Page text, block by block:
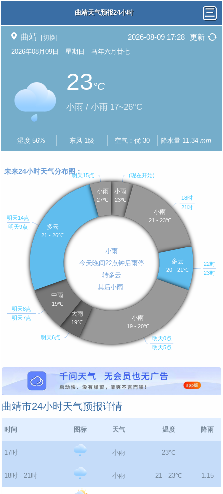
曲靖天气预报24小时
曲靖 [切换] 2026-08-09 17:28 更新
2026年08月09日 星期日 马年六月廿七
23°C
小雨 / 小雨 17~26°C
湿度 56% 东风 1级 空气：优 30 降水量 11.34mm
曲靖市24小时天气预报详情
时间 图标 天气 温度 降雨
17时 小雨 23℃ —
18时 - 21时 小雨 21 - 23℃ 1.15